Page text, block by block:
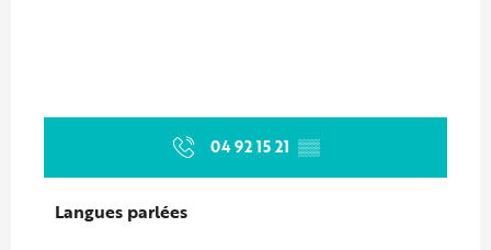
04 92 15 21 ▒▒
Langues parlées
Langues parlées